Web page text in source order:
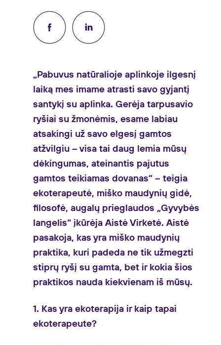
„Pabuvus natūralioje aplinkoje ilgesnį
laiką mes imame atrasti savo gyjantį
santykį su aplinka. Gerėja tarpusavio
ryšiai su žmonėmis, esame labiau
atsakingi už savo elgesį gamtos
atžvilgiu – visa tai daug lemia mūsų
dėkingumas, ateinantis pajutus
gamtos teikiamas dovanas“ – teigia
ekoterapeutė, miško maudynių gidė,
filosofė, augalų prieglaudos „Gyvybės
langelis“ įkūrėja Aistė Virketė. Aistė
pasakoja, kas yra miško maudynių
praktika, kuri padeda ne tik užmegzti
stiprų ryšį su gamta, bet ir kokia šios
praktikos nauda kiekvienam iš mūsų.
1. Kas yra ekoterapija ir kaip tapai
ekoterapeute?